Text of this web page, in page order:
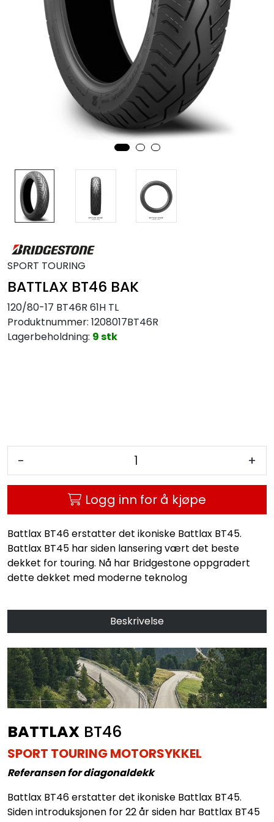
SPORT TOURING
BATTLAX BT46 BAK
120/80-17 BT46R 61H TL
Produktnummer: 1208017BT46R
Lagerbeholdning: 9 stk
- +
Logg inn for å kjøpe
Battlax BT46 erstatter det ikoniske Battlax BT45.
Battlax BT45 har siden lansering vært det beste
dekket for touring. Nå har Bridgestone oppgradert
dette dekket med moderne teknolog
Beskrivelse
BATTLAX BT46
SPORT TOURING MOTORSYKKEL
Referansen for diagonaldekk
Battlax BT46 erstatter det ikoniske Battlax BT45.
Siden introduksjonen for 22 år siden har Battlax BT45
Tilbudstorget